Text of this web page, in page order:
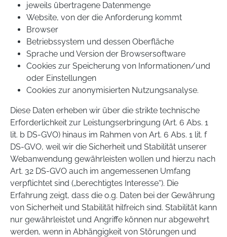
jeweils übertragene Datenmenge
Website, von der die Anforderung kommt
Browser
Betriebssystem und dessen Oberfläche
Sprache und Version der Browsersoftware
Cookies zur Speicherung von Informationen/und
oder Einstellungen
Cookies zur anonymisierten Nutzungsanalyse.
Diese Daten erheben wir über die strikte technische
Erforderlichkeit zur Leistungserbringung (Art. 6 Abs. 1
lit. b DS-GVO) hinaus im Rahmen von Art. 6 Abs. 1 lit. f
DS-GVO, weil wir die Sicherheit und Stabilität unserer
Webanwendung gewährleisten wollen und hierzu nach
Art. 32 DS-GVO auch im angemessenen Umfang
verpflichtet sind („berechtigtes Interesse“). Die
Erfahrung zeigt, dass die o.g. Daten bei der Gewährung
von Sicherheit und Stabilität hilfreich sind. Stabilität kann
nur gewährleistet und Angriffe können nur abgewehrt
werden, wenn in Abhängigkeit von Störungen und